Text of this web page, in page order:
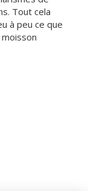
Tout cela
à peu ce que